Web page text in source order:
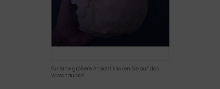
Für eine größere Ansicht klicken Sie auf das
Vorschaubild